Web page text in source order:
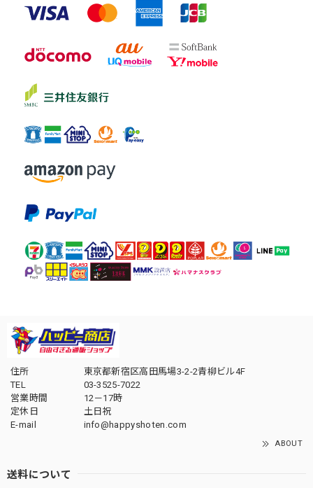
住所
東京都新宿区高田馬場3-2-2青柳ビル4F
TEL
03-3525-7022
営業時間
12－17時
定休日
土日祝
E-mail
info@happyshoten.com
ABOUT
送料について